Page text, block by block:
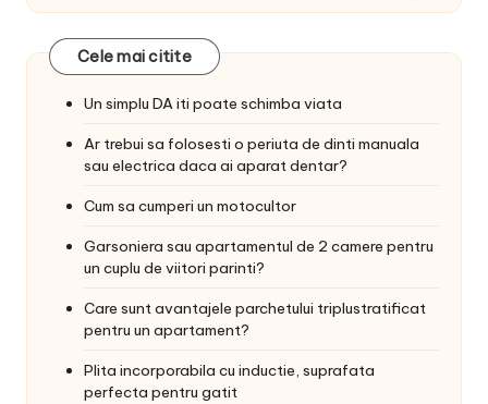
Cele mai citite
Un simplu DA iti poate schimba viata
Ar trebui sa folosesti o periuta de dinti manuala
sau electrica daca ai aparat dentar?
Cum sa cumperi un motocultor
Garsoniera sau apartamentul de 2 camere pentru
un cuplu de viitori parinti?
Care sunt avantajele parchetului triplustratificat
pentru un apartament?
Plita incorporabila cu inductie, suprafata
perfecta pentru gatit